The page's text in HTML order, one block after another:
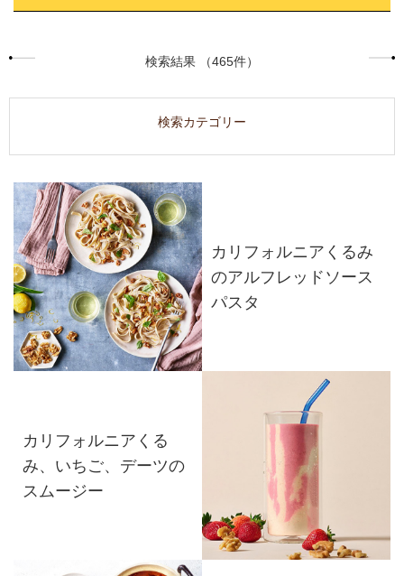
検索結果 （465件）
検索カテゴリー
カリフォルニアくるみ
のアルフレッドソース
パスタ
カリフォルニアくる
み、いちご、デーツの
スムージー